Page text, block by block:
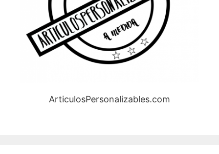
ArticulosPersonalizables.com